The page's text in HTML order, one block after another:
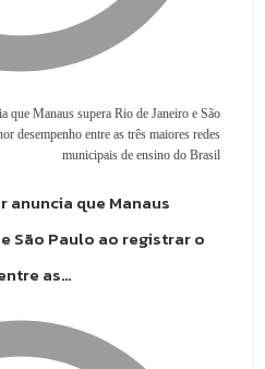
que Manaus
São Paulo ao registrar o
as…